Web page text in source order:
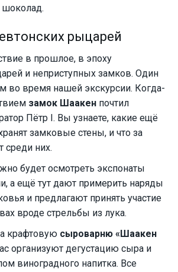
рыцарей
в прошлое, в эпоху
и неприступных замков. Один
во время нашей экскурсии. Когда-
замок Шаакен почтил
Пётр I. Вы узнаете, какие ещё
замковые стены, и что за
среди них.
будет осмотреть экспонаты
а ещё тут дают примерить наряды
и предлагают принять участие
вроде стрельбы из лука.
крафтовую сыроварню «Шаакен
организуют дегустацию сыра и
виноградного напитка. Все